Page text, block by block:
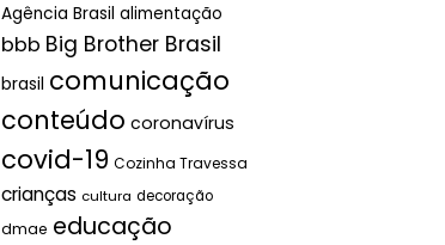
Agência Brasil alimentação
bbb Big Brother Brasil
brasil comunicação
conteúdo coronavírus
covid-19 Cozinha Travessa
crianças cultura decoração
dmae educação